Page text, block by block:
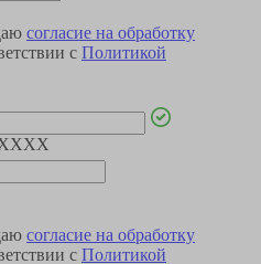
согласие на обработку
с Политикой
согласие на обработку
с Политикой